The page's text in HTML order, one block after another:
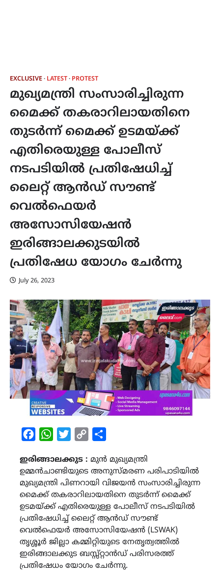
EXCLUSIVE LATEST PROTEST
മുഖ്യമന്ത്രി സംസാരിച്ചിരുന്ന
മൈക്ക് തകരാറിലായതിനെ
തുടർന്ന് മൈക്ക് ഉടമയ്ക്ക്
എതിരെയുള്ള പോലീസ്
നടപടിയിൽ പ്രതിഷേധിച്ച്
ലൈറ്റ് ആൻഡ് സൗണ്ട്
വെൽഫെയർ
അസോസിയേഷൻ
ഇരിങ്ങാലക്കുടയിൽ
പ്രതിഷേധ യോഗം ചേർന്നു
July 26, 2023
FacebookWhatsAppTwitterCopy
ഇരിങ്ങാലക്കുട : മുൻ മുഖ്യമന്ത്രി
ഉമ്മൻചാണ്ടിയുടെ അനുസ്മരണ പരിപാടിയിൽ
മുഖ്യമന്ത്രി പിണറായി വിജയൻ സംസാരിച്ചിരുന്ന
മൈക്ക് തകരാറിലായതിനെ തുടർന്ന് മൈക്ക്
ഉടമയ്ക്ക് എതിരെയുള്ള പോലീസ് നടപടിയിൽ
പ്രതിഷേധിച്ച് ലൈറ്റ് ആൻഡ് സൗണ്ട്
വെൽഫെയർ അസോസിയേഷൻ (LSWAK)
തൃശ്ശൂർ ജില്ലാ കമ്മിറ്റിയുടെ നേതൃത്വത്തിൽ
ഇരിങ്ങാലക്കുട ബസ്സ്റ്റാൻഡ് പരിസരത്ത്
പ്രതിഷേധം യോഗം ചേർന്നു.